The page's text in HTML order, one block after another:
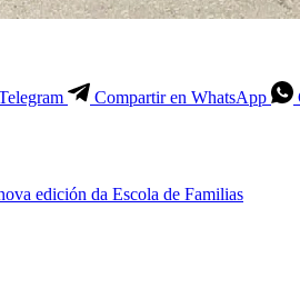
Compartir en WhatsApp
edición da Escola de Familias